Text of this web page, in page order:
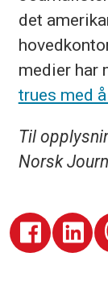
det
medier har
trues med
Til
Norsk